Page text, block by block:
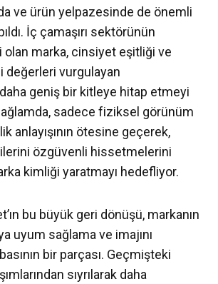
ve ürün yelpazesinde de önemli
İç çamaşırı sektörünün
olan marka, cinsiyet eşitliği ve
değerleri vurgulayan
geniş bir kitleye hitap etmeyi
sadece fiziksel görünüm
anlayışının ötesine geçerek,
özgüvenli hissetmelerini
kimliği yaratmayı hedefliyor.
bu büyük geri dönüşü, markanın
uyum sağlama ve imajını
bir parçası. Geçmişteki
sıyrılarak daha